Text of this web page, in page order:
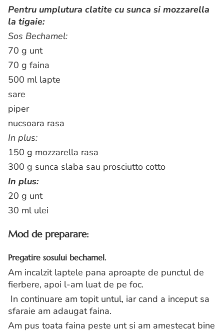
Pentru umplutura clatite cu sunca si mozzarella
la tigaie:
Sos Bechamel:
70 g unt
70 g faina
500 ml lapte
sare
piper
nucsoara rasa
In plus:
150 g mozzarella rasa
300 g sunca slaba sau prosciutto cotto
In plus:
20 g unt
30 ml ulei
Mod de preparare:
Pregatire sosului bechamel.
Am incalzit laptele pana aproapte de punctul de
fierbere, apoi l-am luat de pe foc.
In continuare am topit untul, iar cand a inceput sa
sfaraie am adaugat faina.
Am pus toata faina peste unt si am amestecat bine